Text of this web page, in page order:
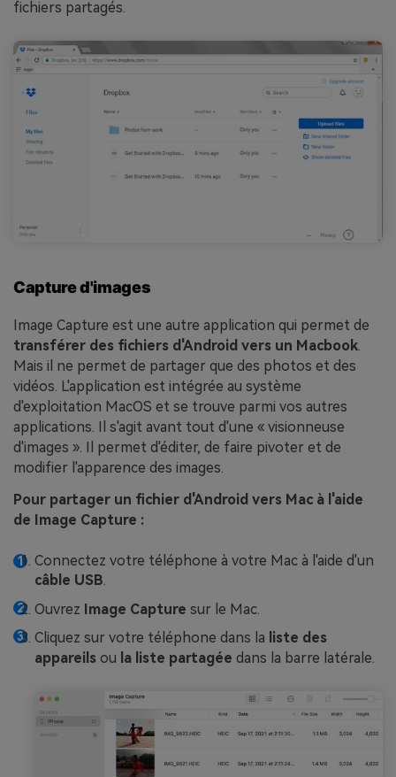
fichiers partagés.
Capture d'images
Image Capture est une autre application qui permet de
transférer des fichiers d'Android vers un Macbook
Mais il ne permet de partager que des photos et des
vidéos. L'application est intégrée au système
d'exploitation MacOS et se trouve parmi vos autres
applications. Il s'agit avant tout d'une « visionneuse
d'images ». Il permet d'éditer, de faire pivoter et de
modifier l'apparence des images.
Pour partager un fichier d'Android vers Mac à l'aide
de Image Capture :
Connectez votre téléphone à votre Mac à l'aide d'un
câble USB.
Ouvrez Image Capture sur le Mac.
Cliquez sur votre téléphone dans la liste des
appareils ou la liste partagée dans la barre latérale.